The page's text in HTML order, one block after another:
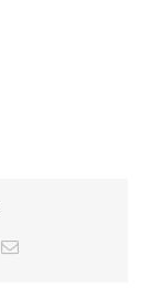
Correo